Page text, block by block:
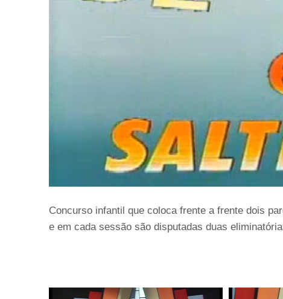
Concurso infantil que coloca frente a frente dois
e em cada sessão são disputadas duas